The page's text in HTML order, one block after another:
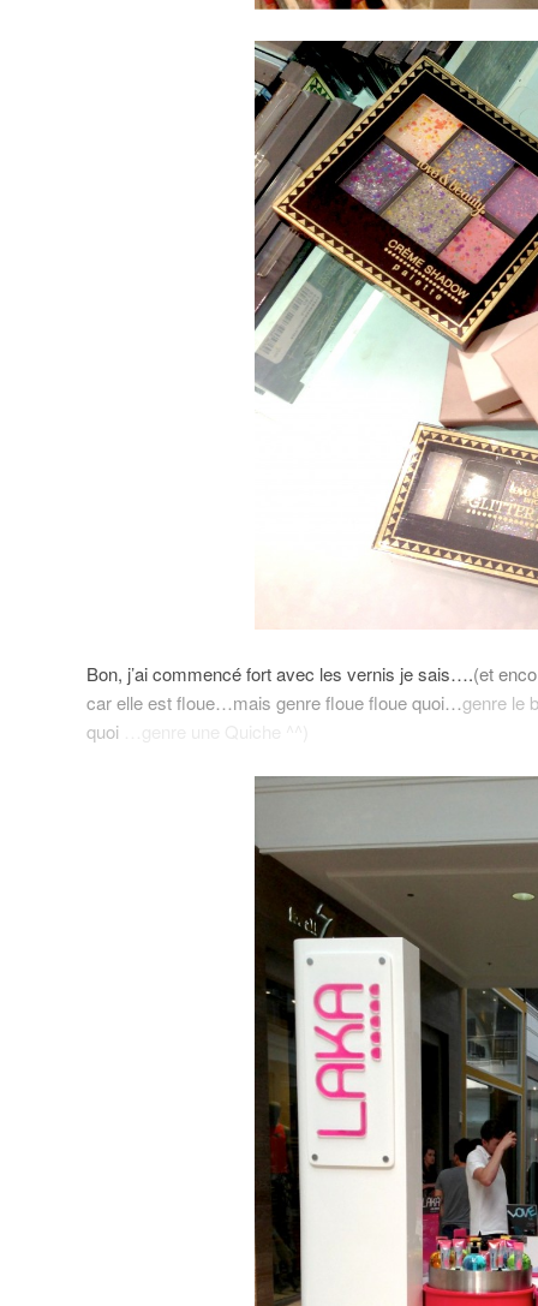
Bon, j’ai commencé fort avec les vernis je sais….(et
car elle est floue…mais genre floue floue quoi…genre le
quoi